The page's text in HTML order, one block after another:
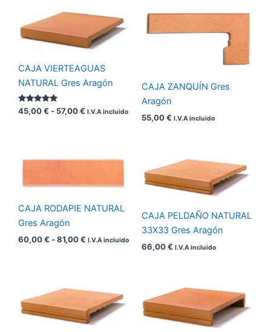
CAJA VIERTEAGUAS
NATURAL Gres Aragón
Valorado
con
45,00€ - 57,00€
de
precios:
desde
45,00 €
57,00 €
I.V.A incluido
CAJA ZANQUÍN Gres
Aragón
55,00€ I.V.A incluido
CAJA RODAPIE NATURAL
Gres Aragón
60,00€ -81,00€
desde
hasta
I.V.A incluido
CAJA PELDAÑO NATURAL
33X33 Gres Aragón
66,00€ I.V.A incluido
precios:
desde
42,50 €